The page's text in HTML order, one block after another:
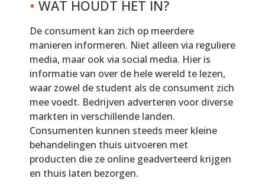
• WAT HOUDT HET IN?
De consument kan zich op meerdere
manieren informeren. Niet alleen via reguliere
media, maar ook via social media. Hier is
informatie van over de hele wereld te lezen,
waar zowel de student als de consument zich
mee voedt. Bedrijven adverteren voor diverse
markten in verschillende landen.
Consumenten kunnen steeds meer kleine
behandelingen thuis uitvoeren met
producten die ze online geadverteerd krijgen
en thuis laten bezorgen.